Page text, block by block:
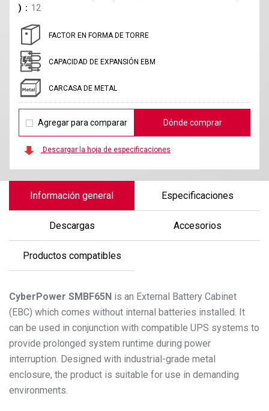
)
12
FACTOR EN FORMA DE TORRE
CAPACIDAD DE EXPANSIÓN EBM
CARCASA DE METAL
Agregar para comparar Dónde comprar
Descargar la hoja de especificaciones
Información general Especificaciones
Descargas Accesorios
Productos compatibles
CyberPower SMBF65N is an External Battery Cabinet
(EBC) which comes without internal batteries installed. It
can be used in conjunction with compatible UPS systems to
provide prolonged system runtime during power
interruption. Designed with industrial-grade metal
enclosure, the product is suitable for use in demanding
environments.